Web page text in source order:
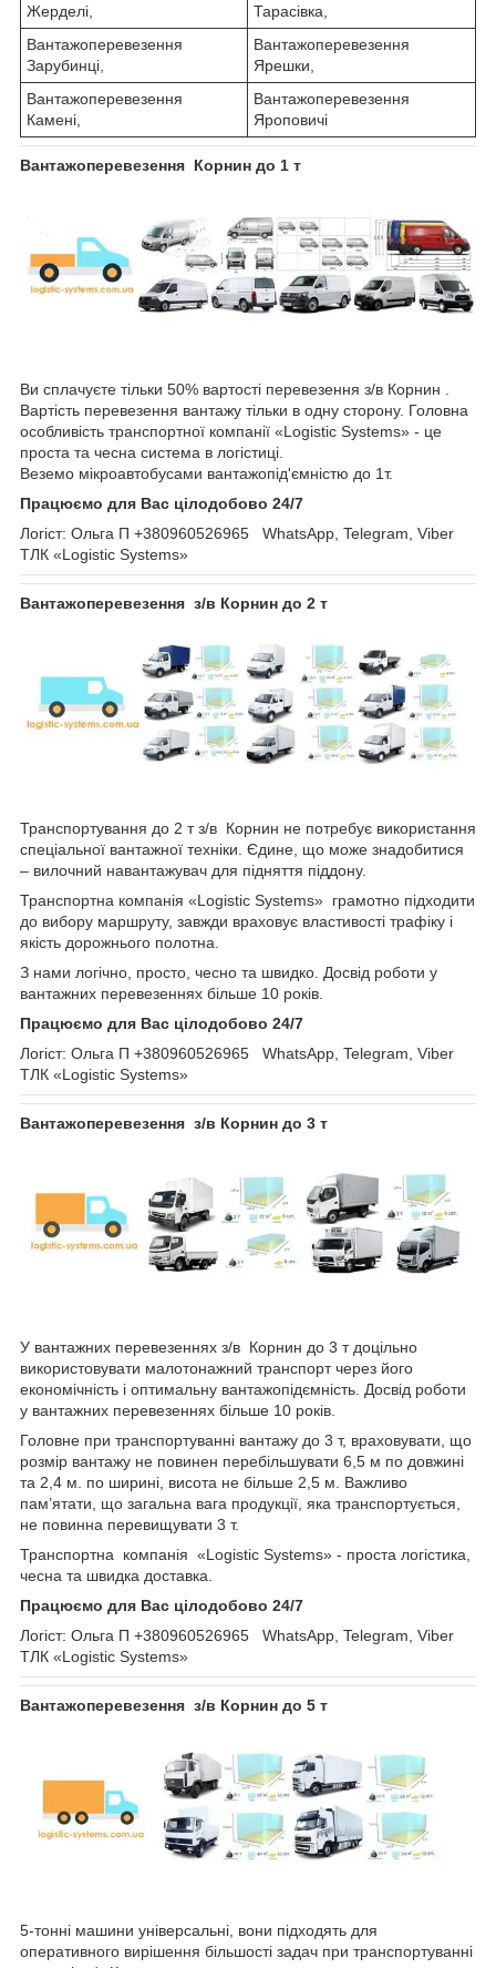
Жерделі,
Тарасівка,
Вантажоперевезення
Зарубинці,
Вантажоперевезення
Ярешки,
Вантажоперевезення
Камені,
Вантажоперевезення
Яроповичі
Вантажоперевезення Корнин до 1 т
Ви сплачуєте тільки 50% вартості перевезення з/в Корнин .
Вартість перевезення вантажу тільки в одну сторону. Головна
особливість транспортної компанії «Logistic Systems» - це
проста та чесна система в логістиці.
Веземо мікроавтобусами вантажопід'ємністю до 1т.
Працюємо для Вас цілодобово 24/7
Логіст: Ольга П +380960526965 WhatsApp, Telegram, Viber
ТЛК «Logistic Systems»
Вантажоперевезення з/в Корнин до 2 т
Транспортування до 2 т з/в Корнин не потребує використання
спеціальної вантажної техніки. Єдине, що може знадобитися
– вилочний навантажувач для підняття піддону.
Транспортна компанія «Logistic Systems» грамотно підходити
до вибору маршруту, завжди враховує властивості трафіку і
якість дорожнього полотна.
З нами логічно, просто, чесно та швидко. Досвід роботи у
вантажних перевезеннях більше 10 років.
Працюємо для Вас цілодобово 24/7
Логіст: Ольга П +380960526965 WhatsApp, Telegram, Viber
ТЛК «Logistic Systems»
Вантажоперевезення з/в Корнин до 3 т
У вантажних перевезеннях з/в Корнин до 3 т доцільно
використовувати малотонажний транспорт через його
економічність і оптимальну вантажопідємність. Досвід роботи
у вантажних перевезеннях більше 10 років.
Головне при транспортуванні вантажу до 3 т, враховувати, що
розмір вантажу не повинен перебільшувати 6,5 м по довжині
та 2,4 м. по ширині, висота не більше 2,5 м. Важливо
пам’ятати, що загальна вага продукції, яка транспортується,
не повинна перевищувати 3 т.
Транспортна компанія «Logistic Systems» - проста логістика,
чесна та швидка доставка.
Працюємо для Вас цілодобово 24/7
Логіст: Ольга П +380960526965 WhatsApp, Telegram, Viber
ТЛК «Logistic Systems»
Вантажоперевезення з/в Корнин до 5 т
5-тонні машини універсальні, вони підходять для
оперативного вирішення більшості задач при транспортуванні